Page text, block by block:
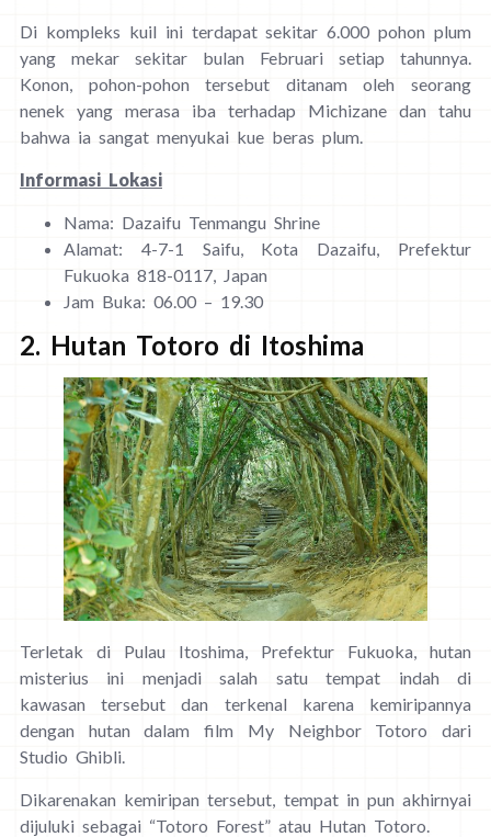
Di kompleks kuil ini terdapat sekitar 6.000 pohon plum
yang mekar sekitar bulan Februari setiap tahunnya.
Konon, pohon-pohon tersebut ditanam oleh seorang
nenek yang merasa iba terhadap Michizane dan tahu
bahwa ia sangat menyukai kue beras plum.
Informasi Lokasi
Nama: Dazaifu Tenmangu Shrine
Alamat: 4-7-1 Saifu, Kota Dazaifu, Prefektur
Fukuoka 818-0117, Japan
Jam Buka: 06.00 – 19.30
2. Hutan Totoro di Itoshima
Terletak di Pulau Itoshima, Prefektur Fukuoka, hutan
misterius ini menjadi salah satu tempat indah di
kawasan tersebut dan terkenal karena kemiripannya
dengan hutan dalam film My Neighbor Totoro dari
Studio Ghibli.
Dikarenakan kemiripan tersebut, tempat in pun akhirnyai
dijuluki sebagai “Totoro Forest” atau Hutan Totoro.